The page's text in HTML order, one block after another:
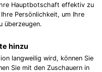
Hauptbotschaft effektiv zu
Persönlichkeit, um Ihre
überzeugen.
hinzu
langweilig wird, können Sie
Sie mit den Zuschauern in